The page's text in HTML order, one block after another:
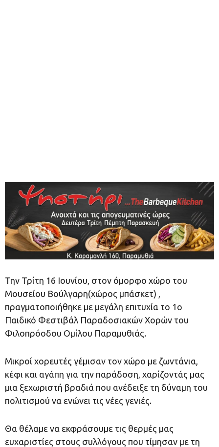
Την Τρίτη 16 Ιουνίου, στον όμορφο χώρο του
Μουσείου Βούλγαρη(χώρος μπάσκετ) ,
πραγματοποιήθηκε με μεγάλη επιτυχία το 1ο
Παιδικό Φεστιβάλ Παραδοσιακών Χορών του
Φιλοπρόοδου Ομίλου Παραμυθιάς.
Μικροί χορευτές γέμισαν τον χώρο με ζωντάνια,
κέφι και αγάπη για την παράδοση, χαρίζοντάς μας
μια ξεχωριστή βραδιά που ανέδειξε τη δύναμη του
πολιτισμού να ενώνει τις νέες γενιές.
Θα θέλαμε να εκφράσουμε τις θερμές μας
ευχαριστίες στους συλλόγους που τίμησαν με τη